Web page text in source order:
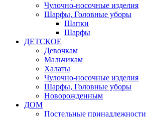
Чулочно-носочные изделия
Шарфы, Головные уборы
Шапки
Шарфы
ДЕТСКОЕ
Девочкам
Мальчикам
Халаты
Чулочно-носочные изделия
Шарфы, Головные уборы
Новорожденным
ДОМ
Постельные принадлежности